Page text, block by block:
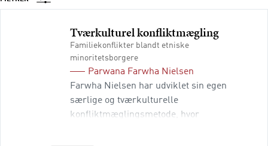
Tværkulturel konfliktmægling
Familiekonflikter blandt etniske
minoritetsborgere
Parwana Farwha Nielsen
Farwha Nielsen har udviklet sin egen
særlige og tværkulturelle
konfliktmæglingsmetode, hvor